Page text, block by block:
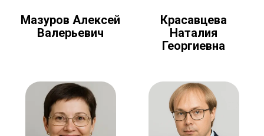
Мазуров Алексей
Валерьевич
Красавцева
Наталия
Георгиевна